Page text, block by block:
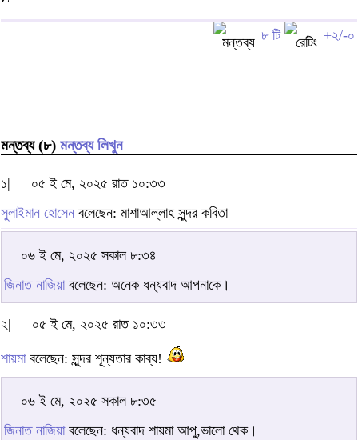
৮ টি +২/-০
মন্তব্য (৮) মন্তব্য লিখুন
১|
০৫ ই মে, ২০২৫ রাত ১০:৩৩
সুলাইমান হোসেন বলেছেন: মাশাআল্লাহ সুন্দর কবিতা
০৬ ই মে, ২০২৫ সকাল ৮:৩৪
জিনাত নাজিয়াবলেছেন: অনেক ধন্যবাদ আপনাকে।
২| ০৫ ই মে, ২০২৫ রাত ১০:৩৩
শায়মাবলেছেন: সুন্দর শূন্যতার কাব্য!
০৬ ই মে, ২০২৫ সকাল ৮:৩৫
জিনাত নাজিয়াবলেছেন: ধন্যবাদ শায়মা আপু,ভালো থেক।